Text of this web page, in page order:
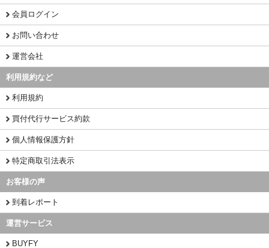
会員ログイン
お問い合わせ
運営会社
利用規約など
利用規約
買付代行サービス約款
個人情報保護方針
特定商取引法表示
お客様の声
到着レポート
運営サービス
BUYFY